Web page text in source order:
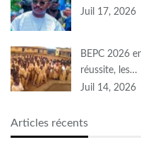
Juil 17, 2026
BEPC 2026
réussite, les…
Juil 14, 2026
Articles récents